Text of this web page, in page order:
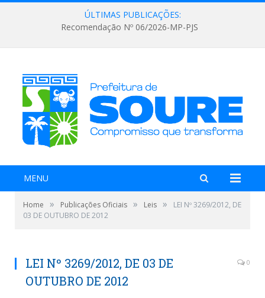
ÚLTIMAS PUBLICAÇÕES:
Recomendação Nº 06/2026-MP-PJS
MENU
Home » Publicações Oficiais » Leis »
LEI Nº 3269/2012, DE
03 DE OUTUBRO DE 2012
LEI Nº 3269/2012, DE 03 DE
OUTUBRO DE 2012
0